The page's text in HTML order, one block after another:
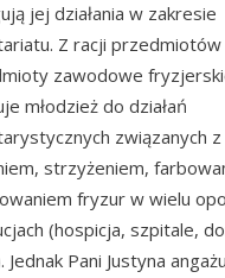
jej działania w zakresie
Z racji przedmiotów
zawodowe
młodzież do działań
związanych z
strzyżeniem,
fryzur w wielu
(hospicja, szpitale,
Jednak Pani Justyna